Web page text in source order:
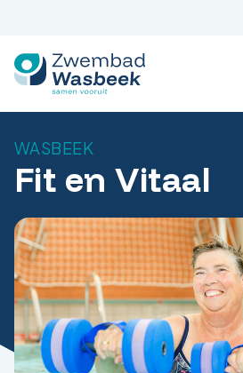
inhoud
WASBEEK
Fit en Vitaal